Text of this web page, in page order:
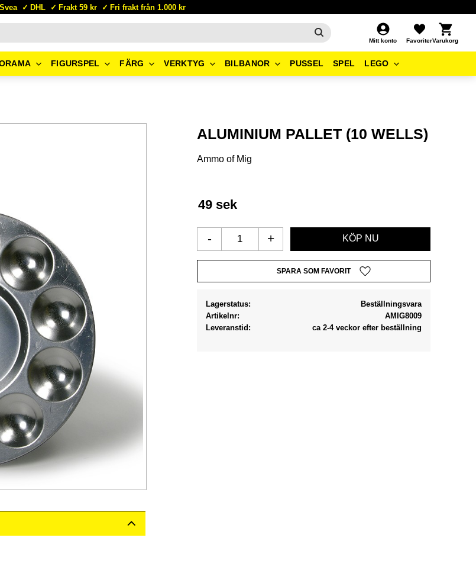
Svea DHL Frakt 59 kr Fri frakt från 1.000 kr
Mitt konto
Favoriter
Kundvagn
FIGURSPEL FÄRG VERKTYG BILBANOR PUSSEL SPEL LEGO
ALUMINIUM PALLET (10 WELLS)
Ammo of Mig
49 sek
+
-
Lägg till i favoriter
Lagerstatus
Beställningsvara
Artikelnr
AMIG8009
Leveranstid
ca 2-4 veckor efter beställning